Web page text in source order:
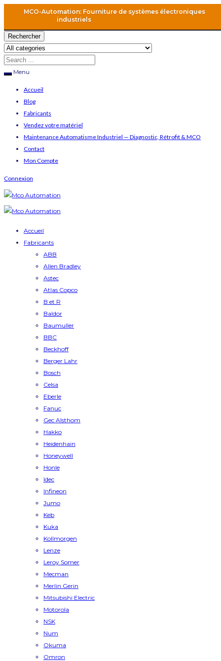
MCO-Automation: Fourniture de systèmes électroniques
industriels
Rechercher
Menu
Accueil
Blog
Fabricants
Vendez votre matériel
Maintenance Automatisme Industriel — Diagnostic, Rétrofit & MCO
Contact
Mon Compte
Connexion
Accueil
Fabricants
ABB
Allen Bradley
Astec
Atlas Copco
B et R
Baldor
Baumuller
BBC
Beckhoff
Berger Lahr
Bosch
Celsa
Eberle
Fanuc
Gec Alsthom
Hakko
Heidenhain
Honeywell
Honle
Idec
Infineon
Jumo
Keb
Kuka
Kollmorgen
Lenze
Leroy Somer
Mecman
Merlin Gerin
Mitsubishi Electric
Motorola
NSK
Num
Okuma
Omron